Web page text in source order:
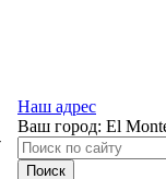
Наш адрес
Ваш город: El